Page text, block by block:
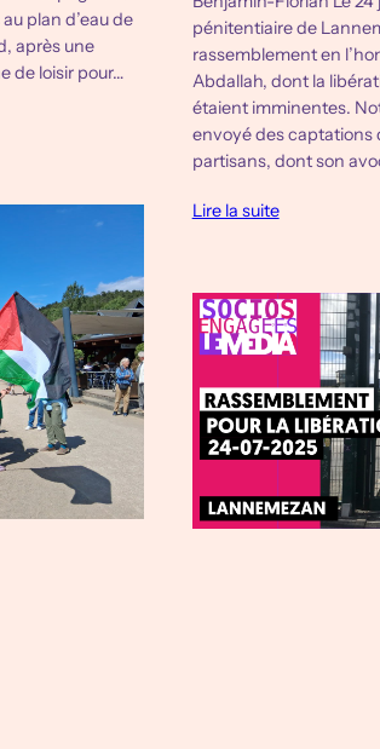
plan d’eau de
après une
de loisir pour…
pénitentiaire de
rassemblement en
Abdallah, dont la
étaient imminentes.
envoyé des captations
partisans, dont son
Lire la suite